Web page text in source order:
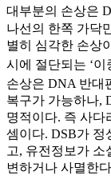
대부분의 손상은
나선의 한쪽 가닥
별히 심각한 손상
시에 절단되는 ‘
손상은 DNA 반대
복구가 가능하나,
명적이다. 즉 사다
셈이다. DSB가 정
고, 유전정보가 소
변하거나 사멸한